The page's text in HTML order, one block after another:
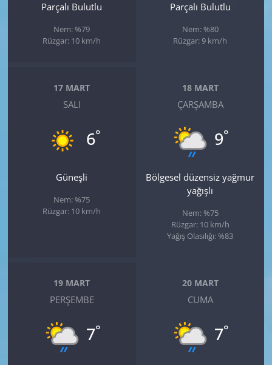
Parçalı Bulutlu
Nem: %79
Rüzgar: 10 km/h
Parçalı Bulutlu
Nem: %80
Rüzgar: 9 km/h
17 MART
SALI
6°
Güneşli
Nem: %75
Rüzgar: 10 km/h
18 MART
ÇARŞAMBA
9°
Bölgesel düzensiz yağmur
yağışlı
Nem: %75
Rüzgar: 10 km/h
Yağış Olasılığı: %83
19 MART
PERŞEMBE
7°
20 MART
CUMA
7°